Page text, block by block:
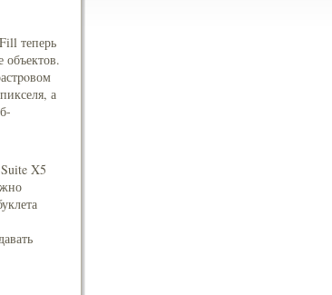
теперь
объектов.
а
X5